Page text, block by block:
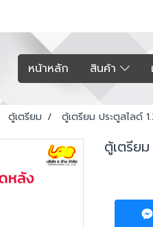
หน้าหลัก สินค้า
ตู้เตรียม ตู้เตรียม ประตูสไลด์
ตู้เตรีย